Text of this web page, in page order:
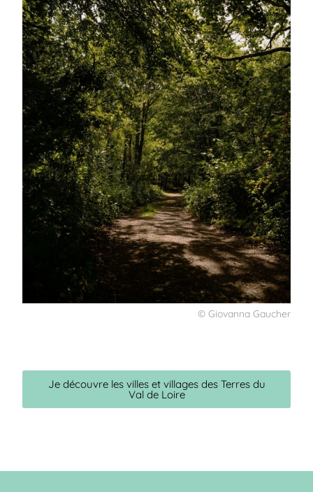
© Giovanna Gaucher
Je découvre les villes et villages des Terres du
Val de Loire